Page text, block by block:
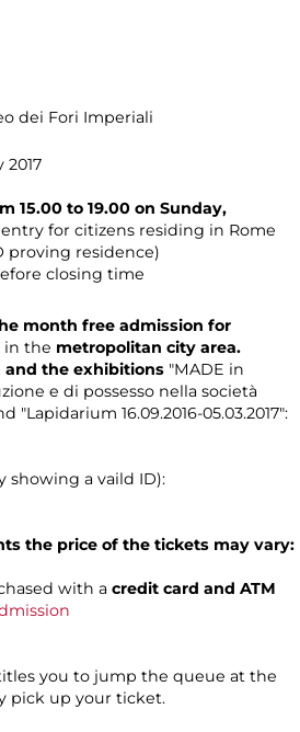
dei Fori Imperiali
2017
15.00 to 19.00 on Sunday,
entry for citizens residing in Rome
proving residence)
closing time
month free admission for
in the metropolitan city area.
and the exhibitions "MADE in
e di possesso nella società
"Lapidarium 16.09.2016-05.03.2017":
showing a vaild ID):
the price of the tickets may vary:
with a credit card and ATM
you to jump the queue at the
pick up your ticket.